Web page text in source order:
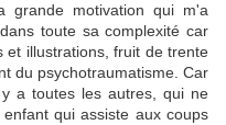
grande motivation qui m'a
toute sa complexité car
et illustrations, fruit de trente
du psychotraumatisme. Car
a toutes les autres, qui ne
qui assiste aux coups